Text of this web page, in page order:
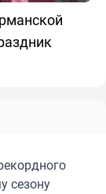
сезону